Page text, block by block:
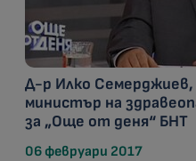
Д-р Илко Семерджиев,
министър на
за „Още от деня“ БНТ
06 февруари 2017